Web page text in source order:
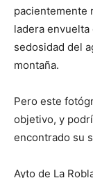
pacientemente
ladera envuelta
sedosidad del
montaña.
Pero este
objetivo, y
encontrado su
Ayto de La